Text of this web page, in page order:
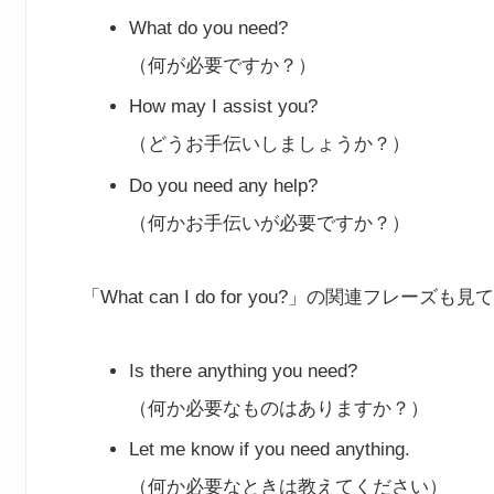
What do you need?
（何が必要ですか？）
How may I assist you?
（どうお手伝いしましょうか？）
Do you need any help?
（何かお手伝いが必要ですか？）
「What can I do for you?」の関連フレーズも見
Is there anything you need?
（何か必要なものはありますか？）
Let me know if you need anything.
（何か必要なときは教えてください）